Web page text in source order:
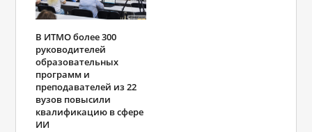
В ИТМО более 300
руководителей
образовательных
программ и
преподавателей из 22
вузов повысили
квалификацию в сфере
ИИ